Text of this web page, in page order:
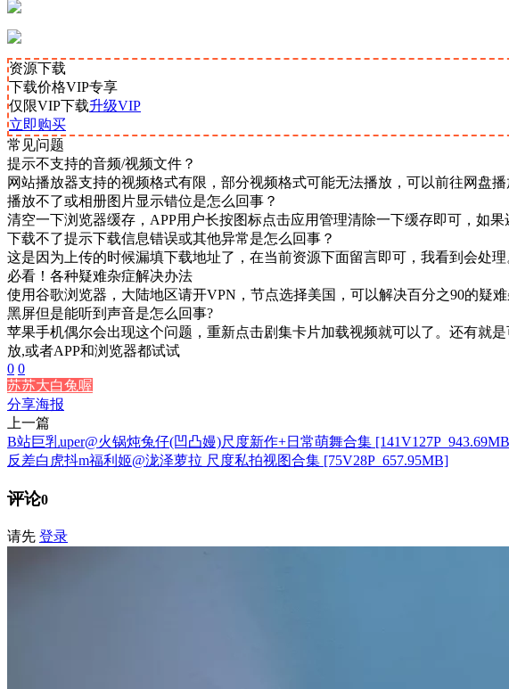
资源下载
下载价格VIP专享
仅限VIP下载升级VIP
立即购买
常见问题
提示不支持的音频/视频文件？
网站播放器支持的视频格式有限，部分视频格式可能无法播放，可以前往网盘
播放不了或相册图片显示错位是怎么回事？
清空一下浏览器缓存，APP用户长按图标点击应用管理清除一下缓存即可，如果
下载不了提示下载信息错误或其他异常是怎么回事？
这是因为上传的时候漏填下载地址了，在当前资源下面留言即可，我看到会处理
必看！各种疑难杂症解决办法
使用谷歌浏览器，大陆地区请开VPN，节点选择美国，可以解决百分之90的疑难
黑屏但是能听到声音是怎么回事?
苹果手机偶尔会出现这个问题，重新点击剧集卡片加载视频就可以了。还有就
放,或者APP和浏览器都试试
0 0
苏苏大白兔喔
分享海报
上一篇
B站巨乳uper@火锅炖兔仔(凹凸嫚)尺度新作+日常萌舞合集
反差白虎抖m福利姬@泷泽萝拉 尺度私拍视图合集 [75V28P_657.95MB]
评论0
请先 登录